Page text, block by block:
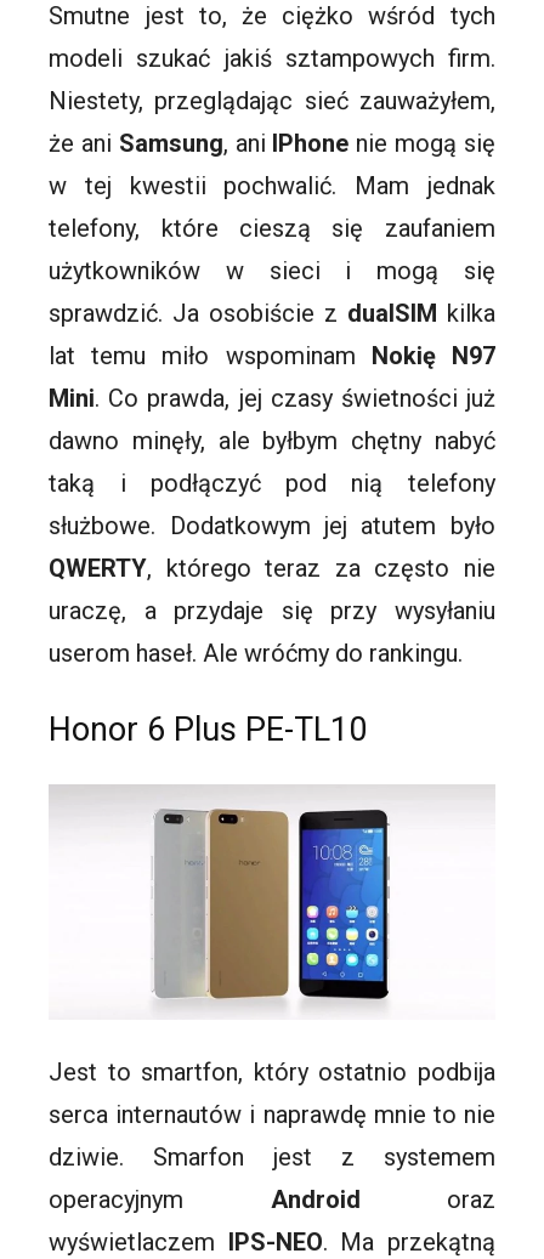
Smutne jest to, że ciężko wśród tych
modeli szukać jakiś sztampowych firm.
Niestety, przeglądając sieć zauważyłem,
że ani Samsung, ani IPhone nie mogą się
w tej kwestii pochwalić. Mam jednak
telefony, które cieszą się zaufaniem
użytkowników w sieci i mogą się
sprawdzić. Ja osobiście z dualSIM kilka
lat temu miło wspominam Nokię N97
Mini. Co prawda, jej czasy świetności już
dawno minęły, ale byłbym chętny nabyć
taką i podłączyć pod nią telefony
służbowe. Dodatkowym jej atutem było
QWERTY, którego teraz za często nie
uraczę, a przydaje się przy wysyłaniu
userom haseł. Ale wróćmy do rankingu.
Honor 6 Plus PE-TL10
Jest to smartfon, który ostatnio podbija
serca internautów i naprawdę mnie to nie
dziwie. Smarfon jest z systemem
operacyjnym Android oraz
wyświetlaczem IPS-NEO. Ma przekątną